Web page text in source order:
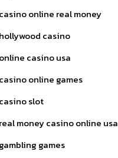
casino online real money
hollywood casino
online casino usa
casino online games
casino slot
real money casino online usa
gambling games